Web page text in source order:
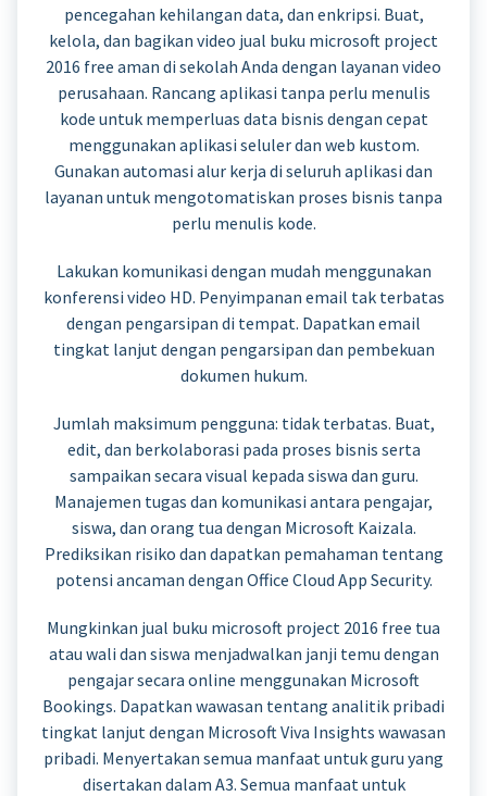
pencegahan kehilangan data, dan enkripsi. Buat,
kelola, dan bagikan video jual buku microsoft project
2016 free aman di sekolah Anda dengan layanan video
perusahaan. Rancang aplikasi tanpa perlu menulis
kode untuk memperluas data bisnis dengan cepat
menggunakan aplikasi seluler dan web kustom.
Gunakan automasi alur kerja di seluruh aplikasi dan
layanan untuk mengotomatiskan proses bisnis tanpa
perlu menulis kode.
Lakukan komunikasi dengan mudah menggunakan
konferensi video HD. Penyimpanan email tak terbatas
dengan pengarsipan di tempat. Dapatkan email
tingkat lanjut dengan pengarsipan dan pembekuan
dokumen hukum.
Jumlah maksimum pengguna: tidak terbatas. Buat,
edit, dan berkolaborasi pada proses bisnis serta
sampaikan secara visual kepada siswa dan guru.
Manajemen tugas dan komunikasi antara pengajar,
siswa, dan orang tua dengan Microsoft Kaizala.
Prediksikan risiko dan dapatkan pemahaman tentang
potensi ancaman dengan Office Cloud App Security.
Mungkinkan jual buku microsoft project 2016 free tua
atau wali dan siswa menjadwalkan janji temu dengan
pengajar secara online menggunakan Microsoft
Bookings. Dapatkan wawasan tentang analitik pribadi
tingkat lanjut dengan Microsoft Viva Insights wawasan
pribadi. Menyertakan semua manfaat untuk guru yang
disertakan dalam A3. Semua manfaat untuk